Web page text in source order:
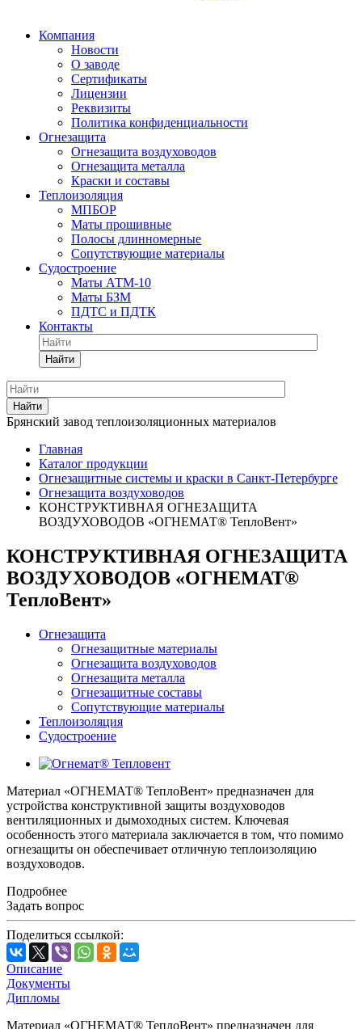
Компания
Новости
О заводе
Сертификаты
Лицензии
Реквизиты
Политика конфиденциальности
Огнезащита
Огнезащита воздуховодов
Огнезащита металла
Краски и составы
Теплоизоляция
МПБОР
Маты прошивные
Полосы длинномерные
Сопутствующие материалы
Судостроение
Маты АТМ-10
Маты БЗМ
ПДТС и ПДТК
Контакты
Найти
Найти
Брянский завод теплоизоляционных материалов
Главная
Каталог продукции
Огнезащитные системы и краски в Санкт-Петербурге
Огнезащита воздуховодов
КОНСТРУКТИВНАЯ ОГНЕЗАЩИТА
ВОЗДУХОВОДОВ «ОГНЕМАТ® ТеплоВент»
КОНСТРУКТИВНАЯ ОГНЕЗАЩИТА
ВОЗДУХОВОДОВ «ОГНЕМАТ®
ТеплоВент»
Огнезащита
Огнезащитные материалы
Огнезащита воздуховодов
Огнезащита металлa
Огнезащитные составы
Сопутствующие материалы
Теплоизоляция
Судостроение
Материал «ОГНЕМАТ® ТеплоВент» предназначен для
устройства конструктивной защиты воздуховодов
вентиляционных и дымоходных систем. Ключевая
особенность этого материала заключается в том, что помимо
огнезащиты он обеспечивает отличную теплоизоляцию
воздуховодов.
Подробнее
Задать вопрос
Поделиться ссылкой:
Описание
Документы
Дипломы
Материал «ОГНЕМАТ® ТеплоВент» предназначен для